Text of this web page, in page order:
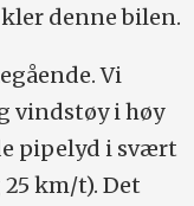
denne bilen.
Vi
vindstøy i høy
pipelyd i svært
km/t). Det